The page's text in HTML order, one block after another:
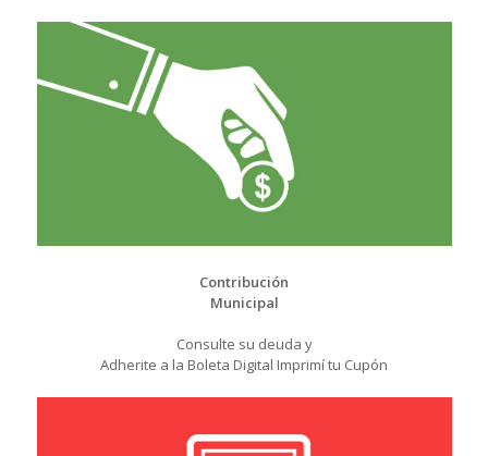
Contribución
Municipal
Consulte su deuda y
Adherite a la Boleta Digital Imprimí tu Cupón